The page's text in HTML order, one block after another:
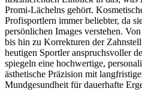
Promi-Lächelns gehört.
Profisportlern immer beliebter, da
persönlichen Images verstehen.
bis hin zu Korrekturen der
heutigen Sportler anspruchsvoller
spiegeln eine hochwertige,
ästhetische Präzision mit
Mundgesundheit für dauerhafte